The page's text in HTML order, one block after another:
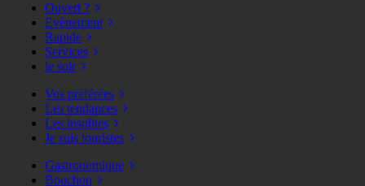
Ouvert ?
Evènement
Rapide
Services
le soir
Vos préférées
Les tendances
Les insolites
Je suis touristes
Gastronomique
Bouchon